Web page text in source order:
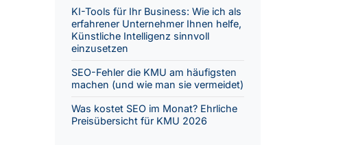
KI-Tools für Ihr Business: Wie ich als
erfahrener Unternehmer Ihnen helfe,
Künstliche Intelligenz sinnvoll
einzusetzen
SEO-Fehler die KMU am häufigsten
machen (und wie man sie vermeidet)
Was kostet SEO im Monat? Ehrliche
Preisübersicht für KMU 2026